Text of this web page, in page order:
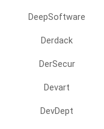
DeepSoftware
Derdack
DerSecur
Devart
DevDept